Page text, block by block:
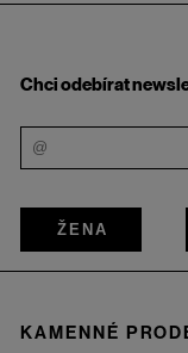
Chci odebírat
ŽENA
KAMENNÉ